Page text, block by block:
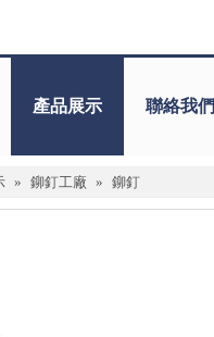
產品展示 聯絡我們
» 鉚釘工廠 » 鉚釘